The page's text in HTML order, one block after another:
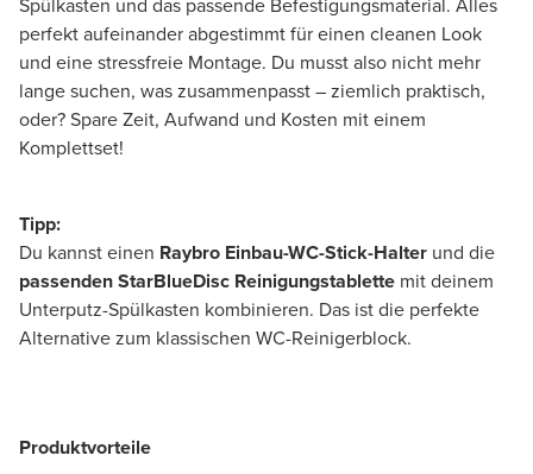
perfekt aufeinander abgestimmt für einen cleanen Look
und eine stressfreie Montage. Du musst also nicht mehr
lange suchen, was zusammenpasst – ziemlich praktisch,
oder? Spare Zeit, Aufwand und Kosten mit einem
Komplettset!
Tipp:
Du kannst einen Raybro Einbau-WC-Stick-Halter und die
passenden StarBlueDisc Reinigungstablette mit deinem
Unterputz-Spülkasten kombinieren. Das ist die perfekte
Alternative zum klassischen WC-Reinigerblock.
Produktvorteile